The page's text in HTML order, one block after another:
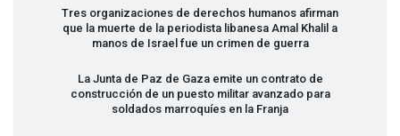
Tres organizaciones de derechos humanos afirman
que la muerte de la periodista libanesa Amal Khalil a
manos de Israel fue un crimen de guerra
La Junta de Paz de Gaza emite un contrato de
construcción de un puesto militar avanzado para
soldados marroquíes en la Franja